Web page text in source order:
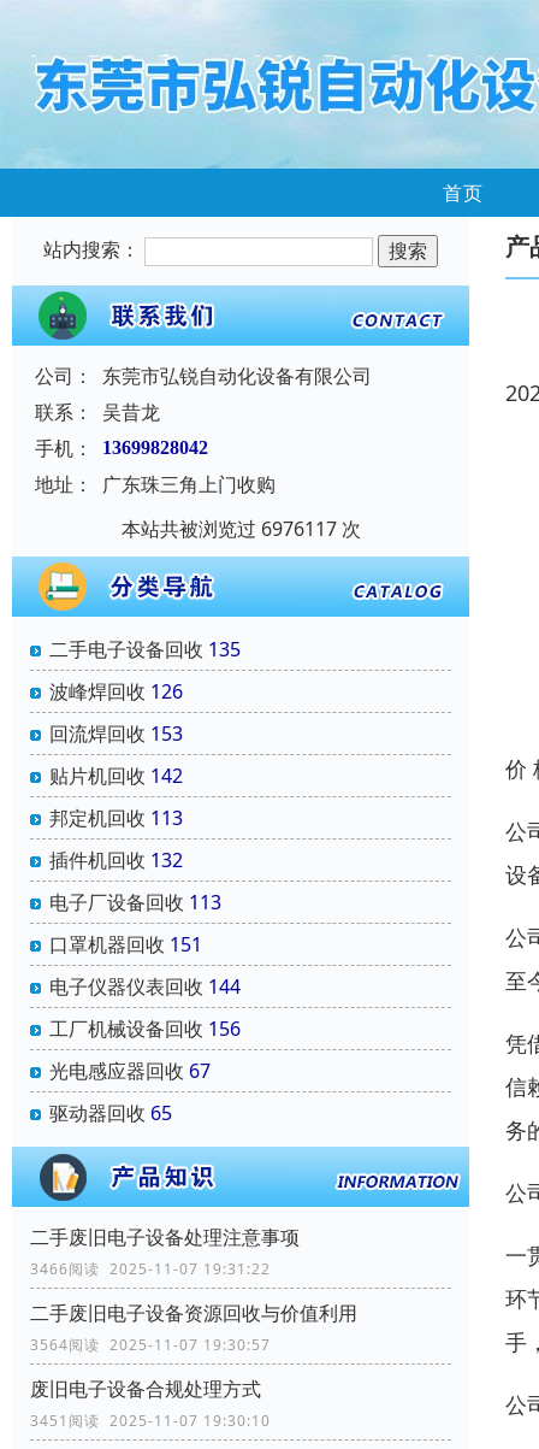
首页
站内搜索：
公司：
东莞市弘锐自动化设备有限公司
联系：
吴昔龙
手机：
13699828042
地址：
广东珠三角上门收购
本站共被浏览过 6976117 次
二手电子设备回收 135
波峰焊回收 126
回流焊回收 153
贴片机回收 142
邦定机回收 113
插件机回收 132
电子厂设备回收 113
口罩机器回收 151
电子仪器仪表回收 144
工厂机械设备回收 156
光电感应器回收 67
驱动器回收 65
二手废旧电子设备处理注意事项
3466阅读 2025-11-07 19:31:22
二手废旧电子设备资源回收与价值利用
3564阅读 2025-11-07 19:30:57
废旧电子设备合规处理方式
3451阅读 2025-11-07 19:30:10
产
价
公
设
公
至
凭
信
务
公
一
环
手
公